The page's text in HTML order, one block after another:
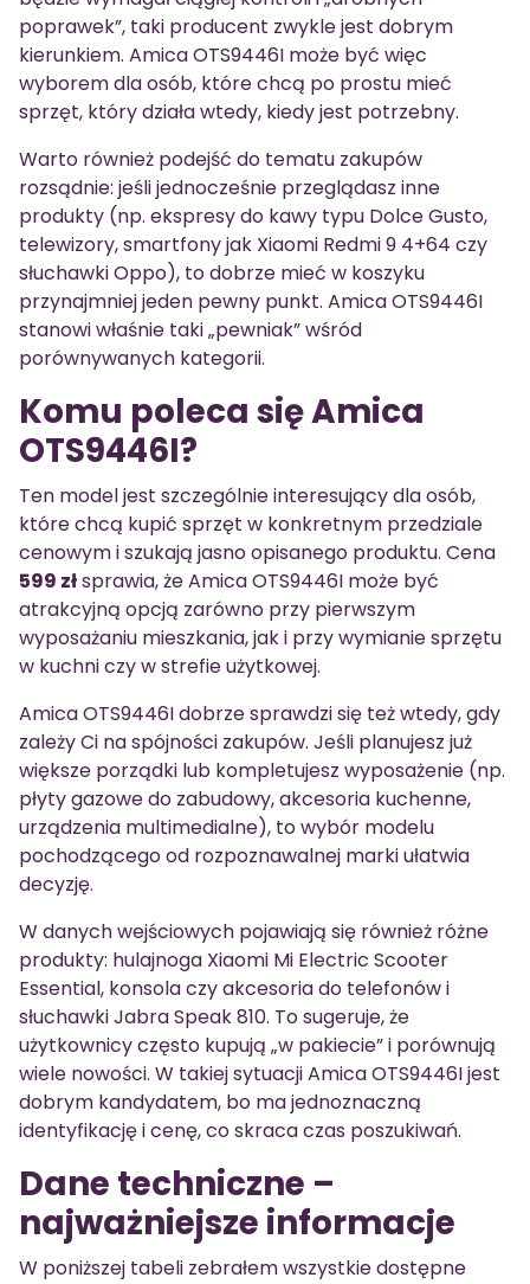
poprawek”, taki producent zwykle jest dobrym
kierunkiem. Amica OTS9446I może być więc
wyborem dla osób, które chcą po prostu mieć
sprzęt, który działa wtedy, kiedy jest potrzebny.
Warto również podejść do tematu zakupów
rozsądnie: jeśli jednocześnie przeglądasz inne
produkty (np. ekspresy do kawy typu Dolce Gusto,
telewizory, smartfony jak Xiaomi Redmi 9 4+64 czy
słuchawki Oppo), to dobrze mieć w koszyku
przynajmniej jeden pewny punkt. Amica OTS9446I
stanowi właśnie taki „pewniak” wśród
porównywanych kategorii.
Komu poleca się Amica
OTS9446I?
Ten model jest szczególnie interesujący dla osób,
które chcą kupić sprzęt w konkretnym przedziale
cenowym i szukają jasno opisanego produktu. Cena
599 złsprawia, że Amica OTS9446I może być
atrakcyjną opcją zarówno przy pierwszym
wyposażaniu mieszkania, jak i przy wymianie sprzętu
w kuchni czy w strefie użytkowej.
Amica OTS9446I dobrze sprawdzi się też wtedy, gdy
zależy Ci na spójności zakupów. Jeśli planujesz już
większe porządki lub kompletujesz wyposażenie (np.
płyty gazowe do zabudowy, akcesoria kuchenne,
urządzenia multimedialne), to wybór modelu
pochodzącego od rozpoznawalnej marki ułatwia
decyzję.
W danych wejściowych pojawiają się również różne
produkty: hulajnoga Xiaomi Mi Electric Scooter
Essential, konsola czy akcesoria do telefonów i
słuchawki Jabra Speak 810. To sugeruje, że
użytkownicy często kupują „w pakiecie” i porównują
wiele nowości. W takiej sytuacji Amica OTS9446I jest
dobrym kandydatem, bo ma jednoznaczną
identyfikację i cenę, co skraca czas poszukiwań.
Dane techniczne –
najważniejsze informacje
W poniższej tabeli zebrałem wszystkie dostępne